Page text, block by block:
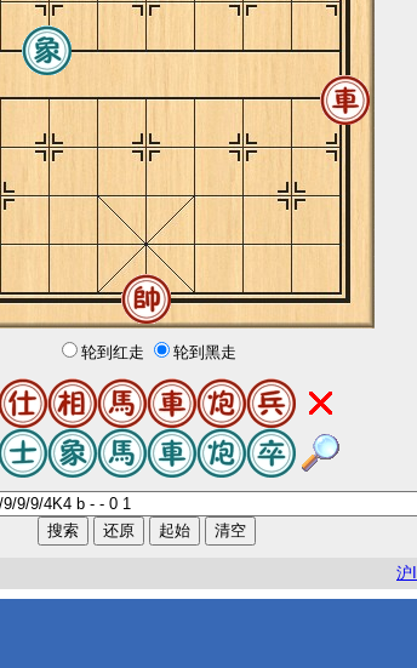
轮到红走 轮到黑走
沪